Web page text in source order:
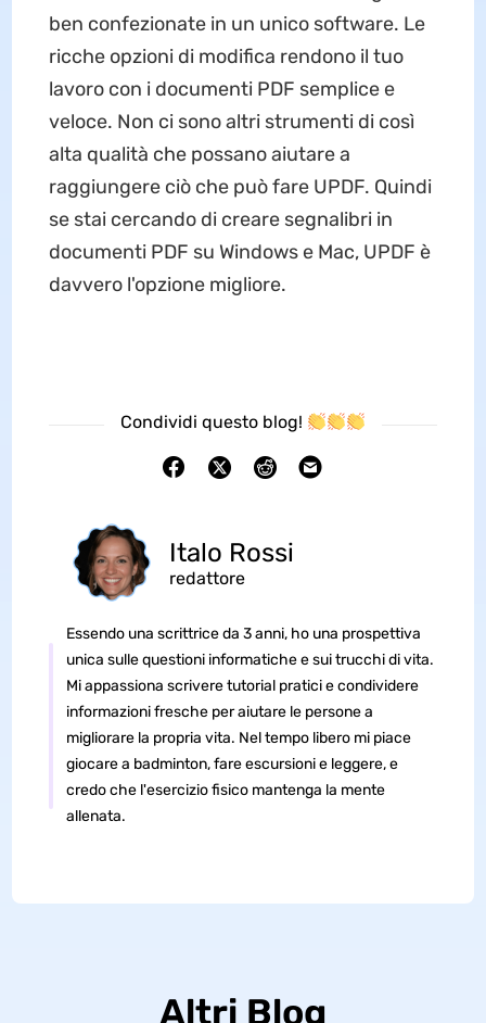
ben confezionate in un unico software. Le
ricche opzioni di modifica rendono il tuo
lavoro con i documenti PDF semplice e
veloce. Non ci sono altri strumenti di così
alta qualità che possano aiutare a
raggiungere ciò che può fare UPDF. Quindi
se stai cercando di creare segnalibri in
documenti PDF su Windows e Mac, UPDF è
davvero l'opzione migliore.
Condividi questo blog!
Italo Rossi
redattore
Essendo una scrittrice da 3 anni, ho una prospettiva
unica sulle questioni informatiche e sui trucchi di vita.
Mi appassiona scrivere tutorial pratici e condividere
informazioni fresche per aiutare le persone a
migliorare la propria vita. Nel tempo libero mi piace
giocare a badminton, fare escursioni e leggere, e
credo che l'esercizio fisico mantenga la mente
allenata.
Altri Blog